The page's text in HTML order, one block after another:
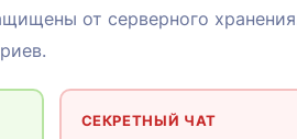
от серверного
СЕКРЕТНЫЙ ЧАТ